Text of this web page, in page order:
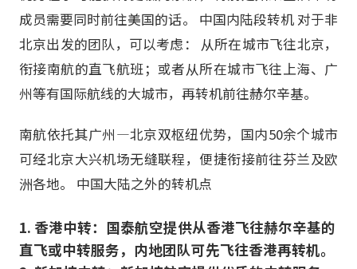
成员需要同时前往美国的话。 中国内陆段转机 对于非
北京出发的团队，可以考虑： 从所在城市飞往北京，
衔接南航的直飞航班；或者从所在城市飞往上海、广
州等有国际航线的大城市，再转机前往赫尔辛基。
南航依托其广州—北京双枢纽优势，国内50余个城市
可经北京大兴机场无缝联程，便捷衔接前往芬兰及欧
洲各地。 中国大陆之外的转机点
1. 香港中转：国泰航空提供从香港飞往赫尔辛基的
直飞或中转服务，内地团队可先飞往香港再转机。